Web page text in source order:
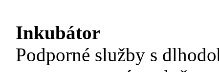
Inkubátor
Podporné služby s